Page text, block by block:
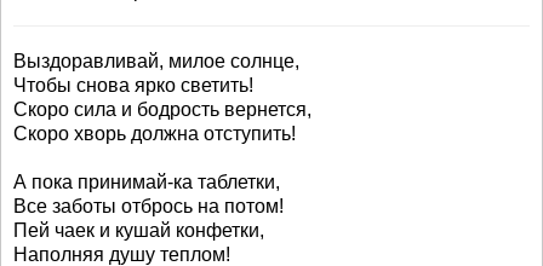
Выздоравливай, милое солнце,
Чтобы снова ярко светить!
Скоро сила и бодрость вернется,
Скоро хворь должна отступить!
А пока принимай-ка таблетки,
Все заботы отбрось на потом!
Пей чаек и кушай конфетки,
Наполняя душу теплом!